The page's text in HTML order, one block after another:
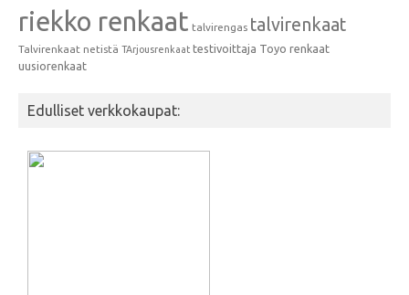
riekko renkaat talvirengas talvirenkaat
Talvirenkaat netistä TArjousrenkaat testivoittaja Toyo renkaat
uusiorenkaat
Edulliset verkkokaupat: